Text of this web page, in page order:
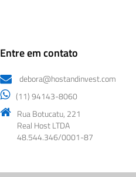
Entre em contato
debora@hostandinvest.com
(11) 94143-8060
Rua Botucatu, 221
Real Host LTDA
48.544.346/0001-87